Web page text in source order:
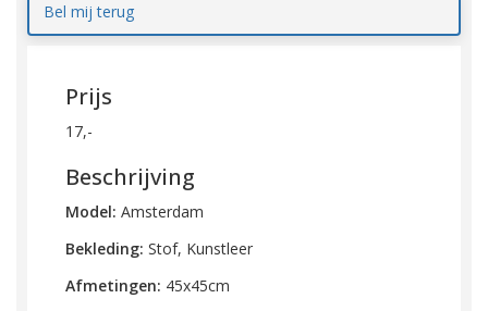
Bel mij terug
Prijs
17,-
Beschrijving
Model: Amsterdam
Bekleding: Stof, Kunstleer
Afmetingen: 45x45cm